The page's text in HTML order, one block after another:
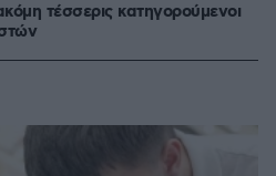
τέσσερις κατηγορούμενοι